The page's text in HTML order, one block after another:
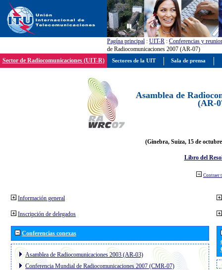
Pagína principal : UIT-R : Conferencias y
de Radiocomunicaciones 2007 (AR-07)
Sector de Radiocomunicaciones (UIT-R)
Asamblea de
(AR-
(Ginebra, Suiza, 15 de
Libro del
Contraer
Información general
Inscripción de delegados
Conferencias conexas
Asamblea de Radiocomunicaciones 2003 (AR-03)
Conferencia Mundial de Radiocomunicaciones 2007 (CMR-07)
Sectores de la UIT Sala de prensa